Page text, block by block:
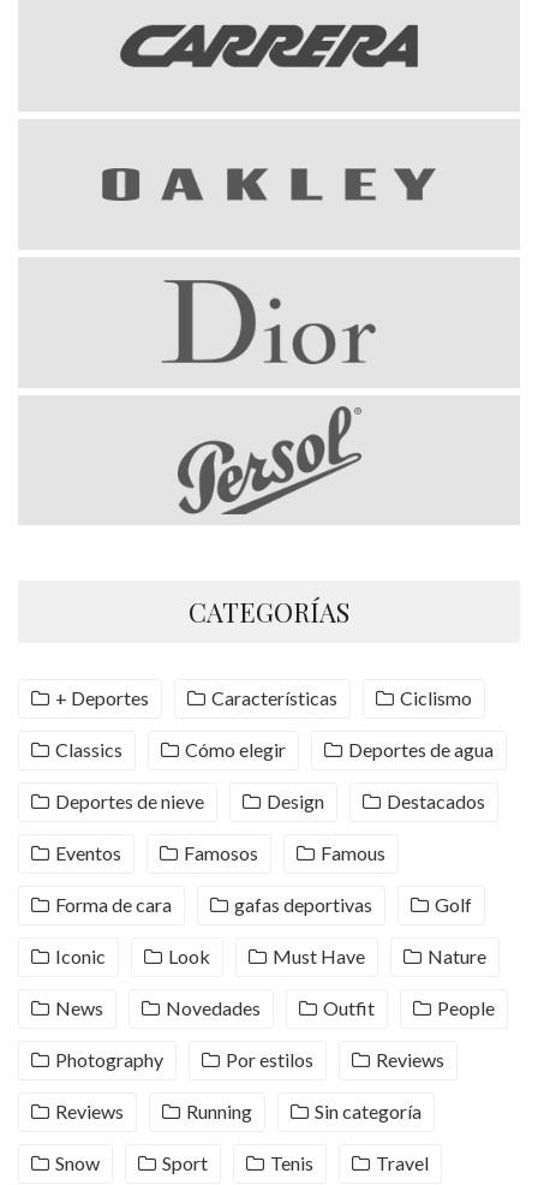
CATEGORÍAS
+ Deportes Características Ciclismo
Classics Cómo elegir Deportes de agua
Deportes de nieve Design Destacados
Eventos Famosos Famous
Forma de cara gafas deportivas Golf
Iconic Look Must Have Nature
News Novedades Outfit People
Photography Por estilos Reviews
Reviews Running Sin categoría
Snow Sport Tenis Travel